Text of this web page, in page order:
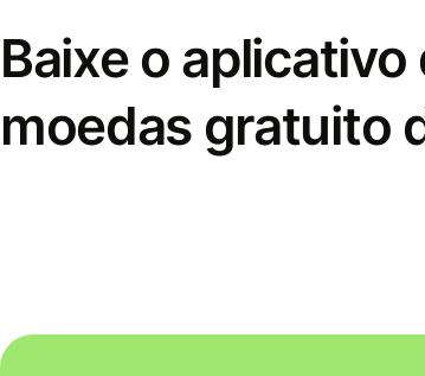
Baixe o
moedas gratuito